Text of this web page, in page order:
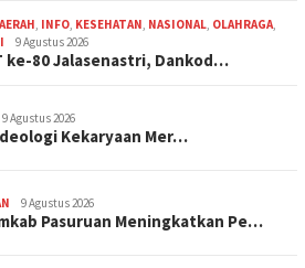
, INFO, KESEHATAN, NASIONAL, OLAHRAGA,
9 Agustus 2026
ke-80 Jalasenastri, Dankod…
9 Agustus 2026
Kekaryaan Mer…
9 Agustus 2026
Pasuruan Meningkatkan Pe…